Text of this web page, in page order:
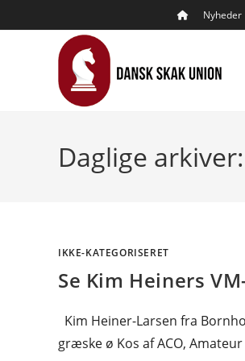
to
Nyheder
Daglige
IKKE-KATEGORISERET
Se Kim Heiners
Kim Heiner-Larsen fra
græske ø Kos af ACO,